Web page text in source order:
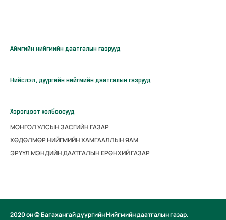
Аймгийн нийгмийн даатгалын газрууд
Нийслэл, дүүргийн нийгмийн даатгалын газрууд
Хэрэгцээт холбоосууд
МОНГОЛ УЛСЫН ЗАСГИЙН ГАЗАР
ХӨДӨЛМӨР НИЙГМИЙН ХАМГААЛЛЫН ЯАМ
ЭРҮҮЛ МЭНДИЙН ДААТГАЛЫН ЕРӨНХИЙ ГАЗАР
2020 он © Багахангай дүүргийн Нийгмийн даатгалын газар.